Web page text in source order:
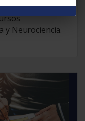
en el
y Neurociencia.